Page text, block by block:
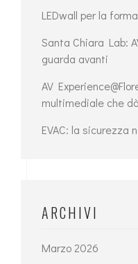
LEDwall per la
Santa Chiara Lab:
guarda avanti
AV
multimediale che
EVAC: la sicurezza
ARCHIVI
Marzo 2026